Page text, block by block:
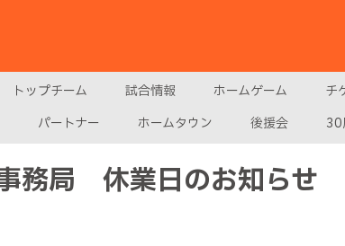
トップチーム 試合情報 ホームゲーム チ
パートナー
ホームタウン 後援会 30
務局 休業日のお知らせ